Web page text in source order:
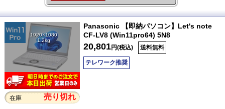
1920×1080
1.2kg
在庫 売り切れ
Panasonic 【即納パソコン】Let's note
CF-LV8 (Win11pro64) 5N8
20,801円(税込) 送料無料
テレワーク推奨